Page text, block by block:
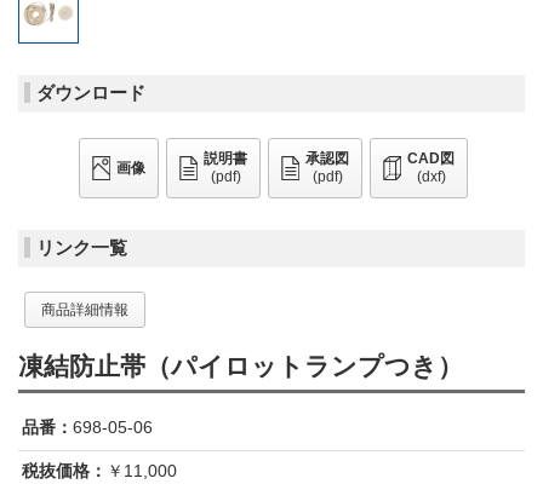
ダウンロード
画像
説明書
(pdf)
承認図
(pdf)
CAD図
(dxf)
リンク一覧
商品詳細情報
凍結防止帯（パイロットランプつき）
品番： 698-05-06
税抜価格： ￥11,000